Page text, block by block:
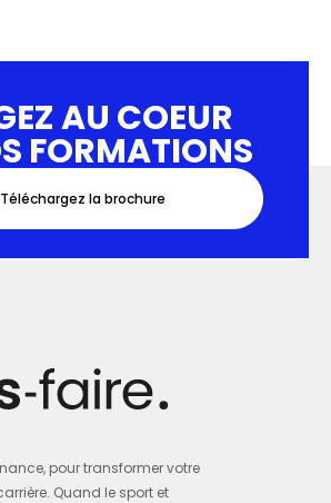
AU COEUR
FORMATIONS
Téléchargez la brochure
pour transformer votre
Quand le sport et